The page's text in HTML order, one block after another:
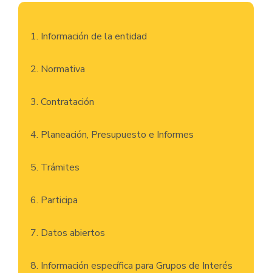
principal
1. Información de la entidad
2. Normativa
3. Contratación
4. Planeación, Presupuesto e Informes
5. Trámites
6. Participa
7. Datos abiertos
8. Información específica para Grupos de Interés